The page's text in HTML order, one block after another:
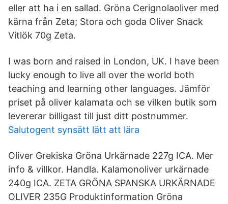
eller att ha i en sallad. Gröna Cerignolaoliver med
kärna från Zeta; Stora och goda Oliver Snack
Vitlök 70g Zeta.
I was born and raised in London, UK. I have been
lucky enough to live all over the world both
teaching and learning other languages. Jämför
priset på oliver kalamata och se vilken butik som
levererar billigast till just ditt postnummer.
Salutogent synsätt lätt att lära
Oliver Grekiska Gröna Urkärnade 227g ICA. Mer
info & villkor. Handla. Kalamonoliver urkärnade
240g ICA. ZETA GRÖNA SPANSKA URKÄRNADE
OLIVER 235G Produktinformation Gröna